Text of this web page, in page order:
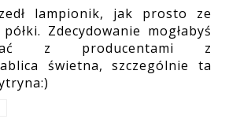
lampionik, jak prosto ze
Zdecydowanie mogłabyś
z producentami z
świetna, szczególnie ta